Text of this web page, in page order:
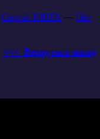
Сергей ЮНГА — Нет
<<< Вернуться назад